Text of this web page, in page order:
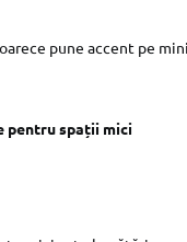
pune accent pe
pentru spații mici